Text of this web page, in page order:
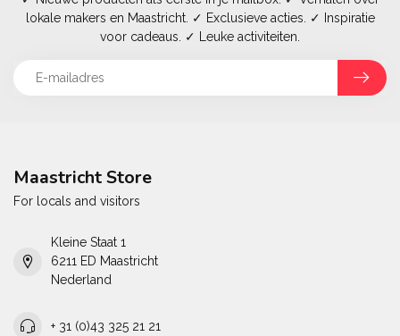
lokale makers en Maastricht. ✓ Exclusieve acties. ✓ Inspiratie
voor cadeaus. ✓ Leuke activiteiten.
Maastricht Store
For locals and visitors
Kleine Staat 1
6211 ED Maastricht
Nederland
+ 31 (0)43 325 21 21